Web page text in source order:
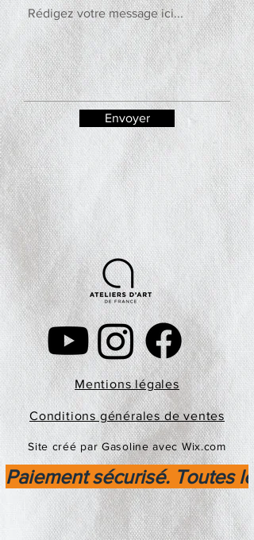
Envoyer
Mentions légales
Conditions générales de ventes
Site créé par Gasoline avec Wix.com
Paiement sécurisé. Toutes